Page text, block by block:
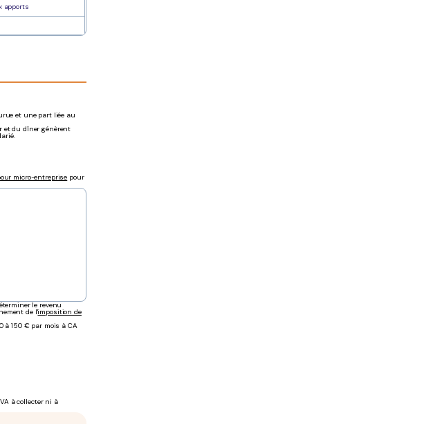
apports
et une part liée au
et du dîner génèrent
micro-entreprise pour
le revenu
de l'imposition de
à 150 € par mois à CA
à collecter ni à